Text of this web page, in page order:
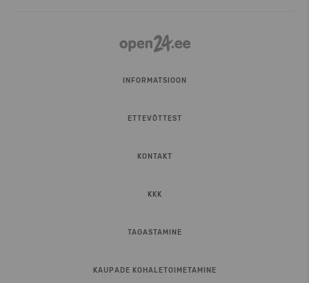
INFORMATSIOON
ETTEVÕTTEST
KONTAKT
KKK
TAGASTAMINE
KAUPADE KOHALETOIMETAMINE